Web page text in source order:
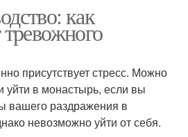
как
присутствует стресс. Можно
уйти в монастырь, если вы
вашего раздражения в
невозможно уйти от себя.